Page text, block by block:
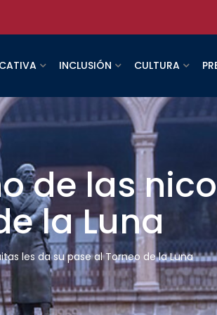
INCLUSIÓN CULTURA
de las
la Luna
les da su pase al Torneo de la Luna